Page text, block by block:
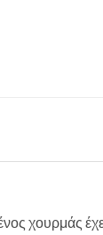
χουρμάς